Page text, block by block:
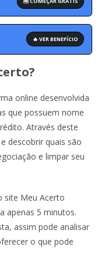
🔥 VER BENEFÍCIO
online desenvolvida
que possuem nome
Através deste
descobrir quais são
e limpar seu
site Meu Acerto
apenas 5 minutos.
assim pode analisar
o que pode